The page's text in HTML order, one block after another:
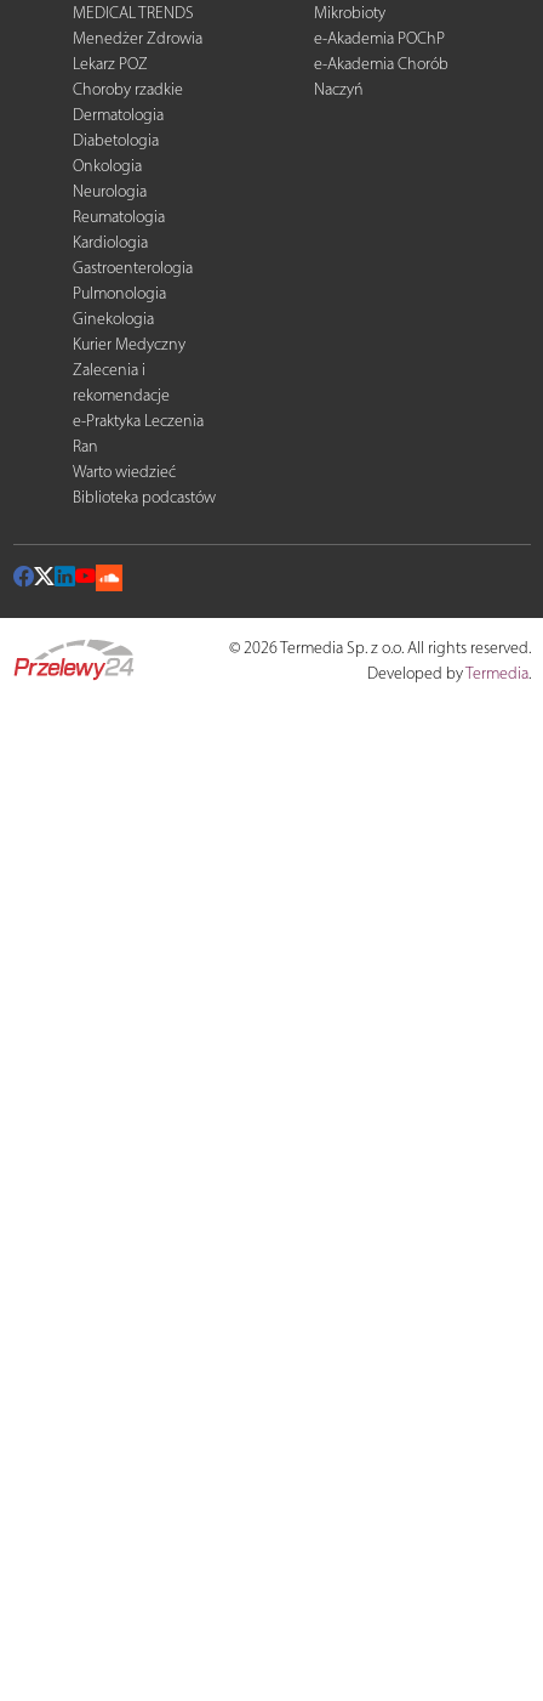
MEDICAL TRENDS
Menedżer Zdrowia
Lekarz POZ
Choroby rzadkie
Dermatologia
Diabetologia
Onkologia
Neurologia
Reumatologia
Kardiologia
Gastroenterologia
Pulmonologia
Ginekologia
Kurier Medyczny
Zalecenia i
rekomendacje
e-Praktyka Leczenia
Ran
Warto wiedzieć
Biblioteka podcastów
Mikrobioty
e-Akademia POChP
e-Akademia Chorób
Naczyń
© 2026 Termedia Sp. z o.o. All rights reserved.
Developed byTermedia.